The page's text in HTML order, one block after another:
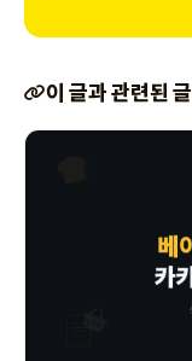
이 글과 관련된 글